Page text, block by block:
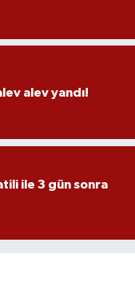
alev yandı!
ile 3 gün sonra